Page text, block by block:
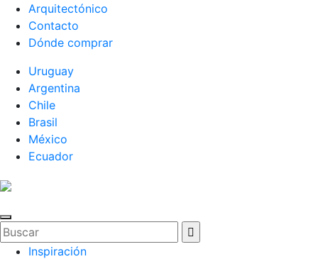
Arquitectónico
Contacto
Dónde comprar
Uruguay
Argentina
Chile
Brasil
México
Ecuador
Inspiración